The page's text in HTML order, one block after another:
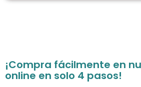
¡Compra fácilmente en
online en solo 4 pasos!